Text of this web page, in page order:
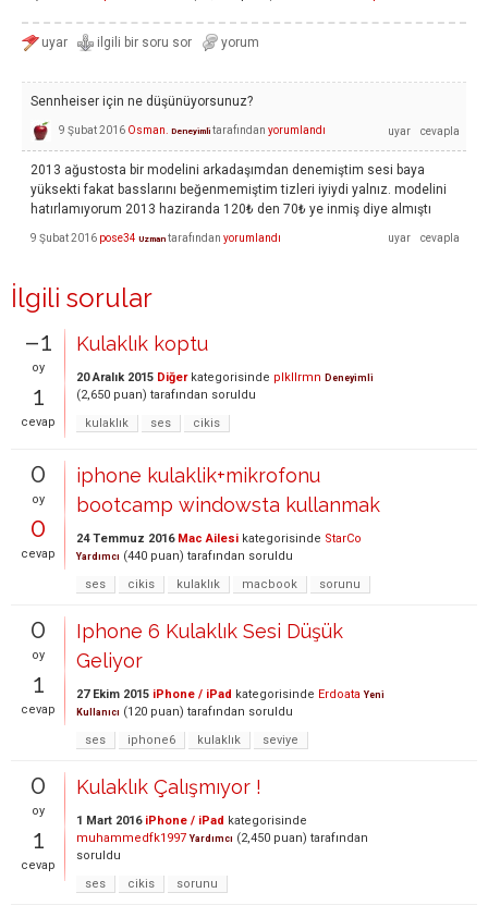
Sennheiser için ne düşünüyorsunuz?
9 Şubat 2016 Osman. Deneyimli tarafından yorumlandı
2013 ağustosta bir modelini arkadaşımdan denemiştim sesi baya
yüksekti fakat basslarını beğenmemiştim tizleri iyiydi yalnız. modelini
hatırlamıyorum 2013 haziranda 120₺ den 70₺ ye inmiş diye almıştı
9 Şubat 2016 pose34 Uzman tarafından yorumlandı
İlgili sorular
–1
oy
1
cevap
Kulaklık koptu
20 Aralık 2015 Diğerkategorisinde plkllrmn Deneyimli
(2,650 puan) tarafından soruldu
kulaklık
ses cikis
0
oy
0
cevap
iphone kulaklik+mikrofonu
bootcamp windowsta kullanmak
24 Temmuz 2016 Mac Ailesi kategorisinde StarCo
Yardımcı (440 puan) tarafından soruldu
ses
cikis kulaklık macbook sorunu
0
oy
1
cevap
Iphone 6 Kulaklık Sesi Düşük
Geliyor
27 Ekim 2015 iPhone / iPad kategorisinde Erdoata Yeni
Kullanıcı (120 puan) tarafından soruldu
ses
iphone6 kulaklık seviye
0
oy
1
cevap
Kulaklık Çalışmıyor !
1 Mart 2016 iPhone / iPad kategorisinde
muhammedfk1997 Yardımcı (2,450 puan) tarafından
soruldu
ses
cikis sorunu